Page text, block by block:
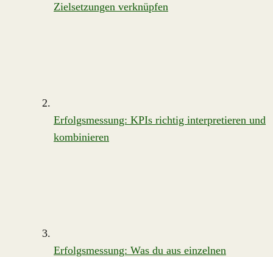
Zielsetzungen verknüpfen
Erfolgsmessung: KPIs richtig interpretieren und
kombinieren
Erfolgsmessung: Was du aus einzelnen